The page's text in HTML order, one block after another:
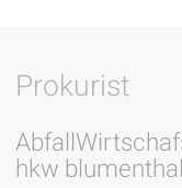
Prokurist
hkw blumenthal